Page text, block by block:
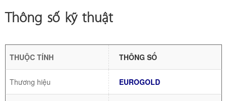
Thông số kỹ thuật
THUỘC TÍNH THÔNG SỐ
Thương hiệu EUROGOLD